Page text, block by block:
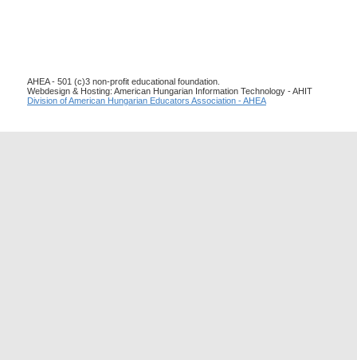
AHEA - 501 (c)3 non-profit educational foundation.
Webdesign & Hosting: American Hungarian Information Technology - AHIT
Division of American Hungarian Educators Association - AHEA